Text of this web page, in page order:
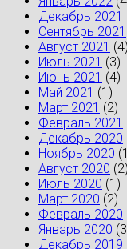
Декабрь 2021
Сентябрь 2021
Август 2021 (4)
Июль 2021 (3)
Июнь 2021 (4)
Май 2021 (1)
Март 2021 (2)
Февраль 2021
Декабрь 2020
Ноябрь 2020
Август 2020 (2)
Июль 2020 (1)
Март 2020 (2)
Февраль 2020
Январь 2020
Декабрь 2019